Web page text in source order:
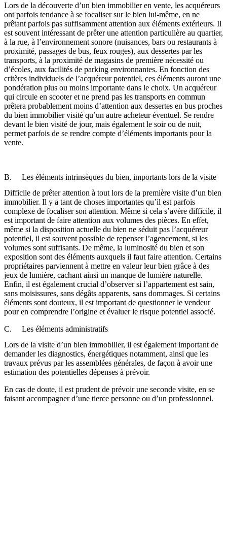
Lors de la découverte d’un bien immobilier en vente, les acquéreurs
ont parfois tendance à se focaliser sur le bien lui-même, en ne
prêtant parfois pas suffisamment attention aux éléments extérieurs. Il
est souvent intéressant de prêter une attention particulière au quartier,
à la rue, à l’environnement sonore (nuisances, bars ou restaurants à
proximité, passages de bus, feux rouges), aux dessertes par les
transports, à la proximité de magasins de première nécessité ou
d’écoles, aux facilités de parking environnantes. En fonction des
critères individuels de l’acquéreur potentiel, ces éléments auront une
pondération plus ou moins importante dans le choix. Un acquéreur
qui circule en scooter et ne prend pas les transports en commun
prêtera probablement moins d’attention aux dessertes en bus proches
du bien immobilier visité qu’un autre acheteur éventuel. Se rendre
devant le bien visité de jour, mais également le soir ou de nuit,
permet parfois de se rendre compte d’éléments importants pour la
vente.
B. Les éléments intrinsèques du bien, importants lors de la visite
Difficile de prêter attention à tout lors de la première visite d’un bien
immobilier. Il y a tant de choses importantes qu’il est parfois
complexe de focaliser son attention. Même si cela s’avère difficile, il
est important de faire attention aux volumes des pièces. En effet,
même si la disposition actuelle du bien ne séduit pas l’acquéreur
potentiel, il est souvent possible de repenser l’agencement, si les
volumes sont suffisants. De même, la luminosité du bien et son
exposition sont des éléments auxquels il faut faire attention. Certains
propriétaires parviennent à mettre en valeur leur bien grâce à des
jeux de lumière, cachant ainsi un manque de lumière naturelle.
Enfin, il est également crucial d’observer si l’appartement est sain,
sans moisissures, sans dégâts apparents, sans dommages. Si certains
éléments sont douteux, il est important de questionner le vendeur
pour en comprendre l’origine et évaluer le risque potentiel associé.
C. Les éléments administratifs
Lors de la visite d’un bien immobilier, il est également important de
demander les diagnostics, énergétiques notamment, ainsi que les
travaux prévus par les assemblées générales, de façon à avoir une
estimation des potentielles dépenses à prévoir.
En cas de doute, il est prudent de prévoir une seconde visite, en se
faisant accompagner d’une tierce personne ou d’un professionnel.